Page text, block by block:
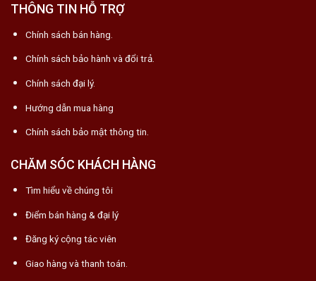
THÔNG TIN HỖ TRỢ
Chính sách bán hàng.
Chính sách bảo hành và đổi trả.
Chính sách đại lý.
Hướng dẫn mua hàng
Chính sách bảo mật thông tin.
CHĂM SÓC KHÁCH HÀNG
Tìm hiểu về chúng tôi
Điểm bán hàng & đại lý
Đăng ký cộng tác viên
Giao hàng và thanh toán.